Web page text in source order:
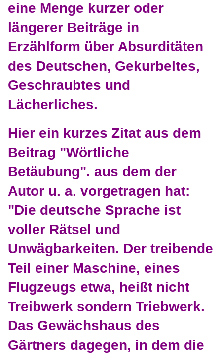
eine Menge kurzer oder
längerer Beiträge in
Erzählform über Absurditäten
des Deutschen, Gekurbeltes,
Geschraubtes und
Lächerliches.
Hier ein kurzes Zitat aus dem
Beitrag "Wörtliche
Betäubung". aus dem der
Autor u. a. vorgetragen hat:
"Die deutsche Sprache ist
voller Rätsel und
Unwägbarkeiten. Der treibende
Teil einer Maschine, eines
Flugzeugs etwa, heißt nicht
Treibwerk sondern Triebwerk.
Das Gewächshaus des
Gärtners dagegen, in dem die